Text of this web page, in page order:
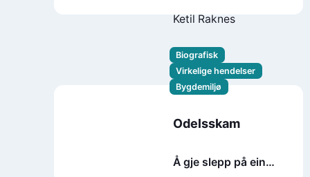
Ketil Raknes
Biografisk
Virkelige hendelser
Bygdemiljø
Odelsskam
Å gje slepp på ein